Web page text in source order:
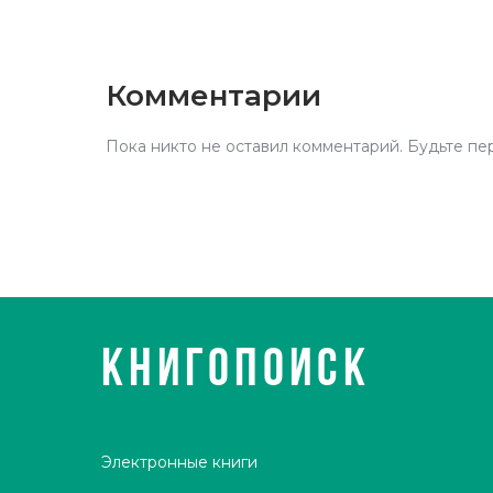
Комментарии
Пока никто не оставил комментарий. Будьте
КНИГОПОИСК
Электронные книги